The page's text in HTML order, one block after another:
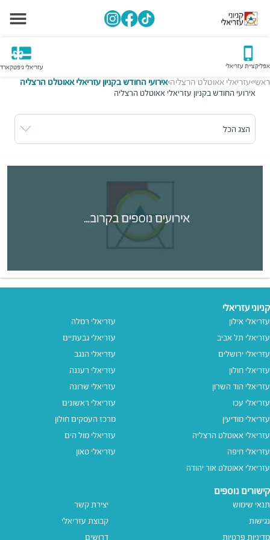
אפליקציית עזריאלי עזריאלי גיפטקארד
ראשי>עזריאלי אאוטלט הרצליה>אירועי החודש בקניון עזריאלי אאוטלט הרצליה
אירועי החודש בקניון עזריאלי אאוטלט הרצליה
הצג הכל
קניוני עזריאלי
עזריאלי אילון
עזריאלי תל אביב
עזריאלי ירושלים
עזריאלי חולון
עזריאלי הוד השרון
עזריאלי עכו
עזריאלי מודיעין
עזריאלי אאוטלט הרצליה
עזריאלי חיפה
עזריאלי אאוטלט אור יהודה
עזריאלי רמלה
עזריאלי גבעתיים
עזריאלי הנגב
עזריאלי רעננה
עזריאלי שרונה
עזריאלי ראשונים
מרכז העסקים חולון
עזריאלי מול הים
עזריאלי טאון
קישורים נוספים
תנאי שימוש
נגישות
מדיניות פרטיות
יצירת קשר
קבוצת עזריאלי
דרושים